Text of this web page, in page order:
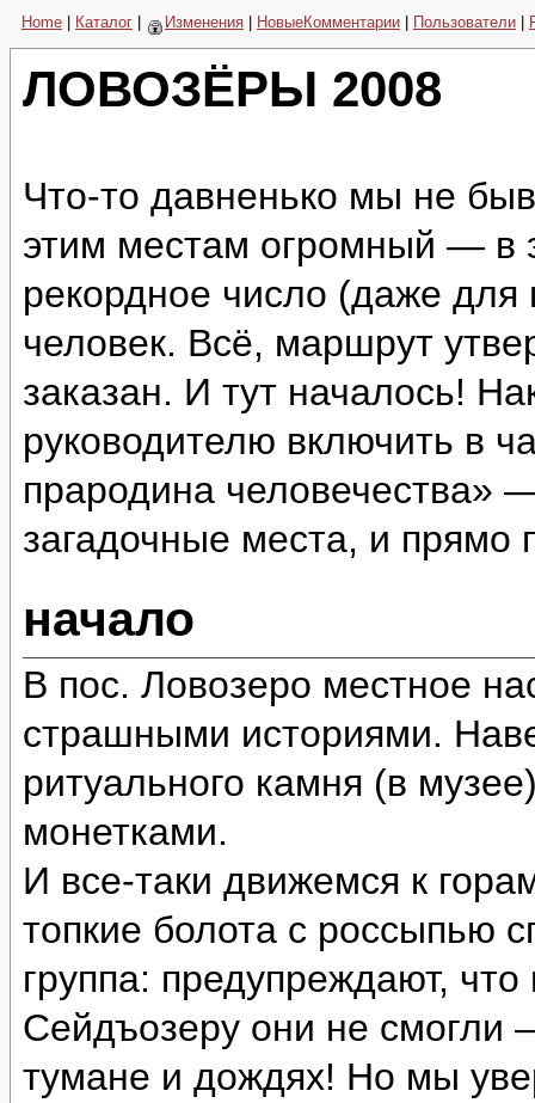
Home Каталог Изменения НовыеКомментарии Пользователи
ЛОВОЗЁРЫ 2008
Что-то давненько мы не
этим местам огромный — в
рекордное число (даже
человек. Всё, маршрут
заказан. И тут началось!
руководителю включить в
прародина человечества»
загадочные места, и
начало
В пос. Ловозеро местное
страшными историями.
ритуального камня (в
монетками.
И все-таки движемся к
топкие болота с россыпью
группа: предупреждают,
Сейдъозеру они не смогли
тумане и дождях! Но мы